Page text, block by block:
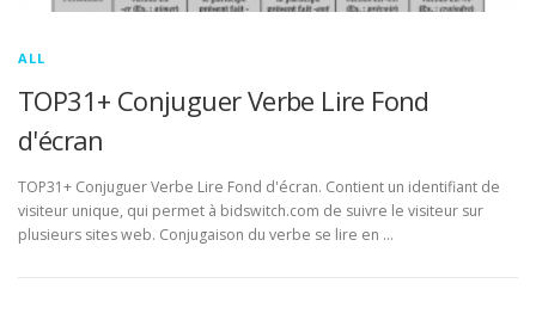
ALL
TOP31+ Conjuguer Verbe Lire Fond
d'écran
TOP31+ Conjuguer Verbe Lire Fond d'écran. Contient un identifiant de
visiteur unique, qui permet à bidswitch.com de suivre le visiteur sur
plusieurs sites web. Conjugaison du verbe se lire en …